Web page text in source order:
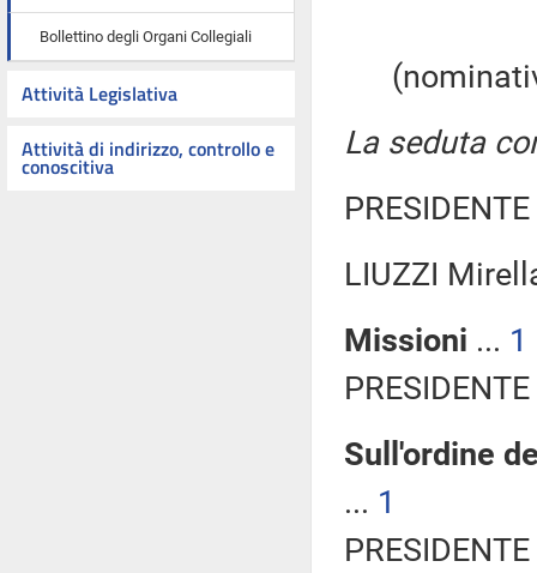
Bollettino degli Organi Collegiali
Attività Legislativa
Attività di indirizzo, controllo e
conoscitiva
La seduta
LIUZZI
Missioni ... 1
Sull'ordine
... 1